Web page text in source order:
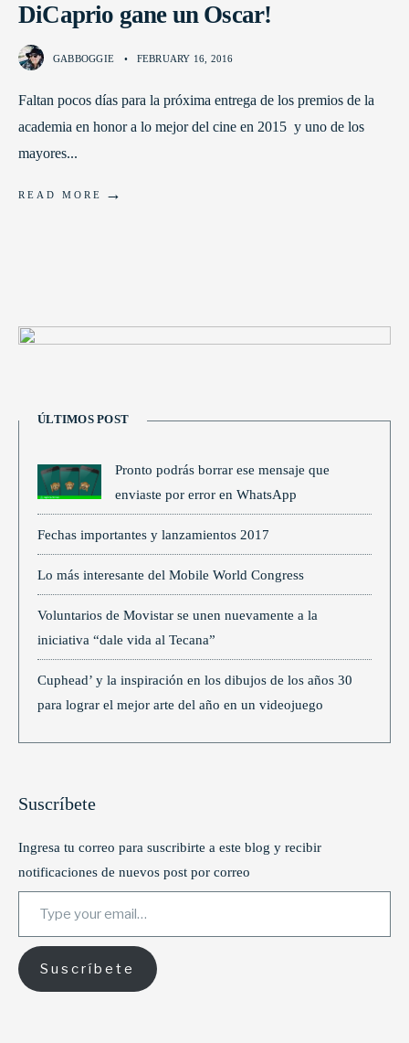
DiCaprio gane un Oscar!
GABBOGGIE • FEBRUARY 16, 2016
Faltan pocos días para la próxima entrega de los premios de la
academia en honor a lo mejor del cine en 2015 y uno de los
mayores...
READ MORE →
ÚLTIMOS POST
Pronto podrás borrar ese mensaje que
enviaste por error en WhatsApp
Fechas importantes y lanzamientos 2017
Lo más interesante del Mobile World Congress
Voluntarios de Movistar se unen nuevamente a la
iniciativa “dale vida al Tecana”
Cuphead’ y la inspiración en los dibujos de los años 30
para lograr el mejor arte del año en un videojuego
Suscríbete
Ingresa tu correo para suscribirte a este blog y recibir
notificaciones de nuevos post por correo
Type your email…
Suscríbete